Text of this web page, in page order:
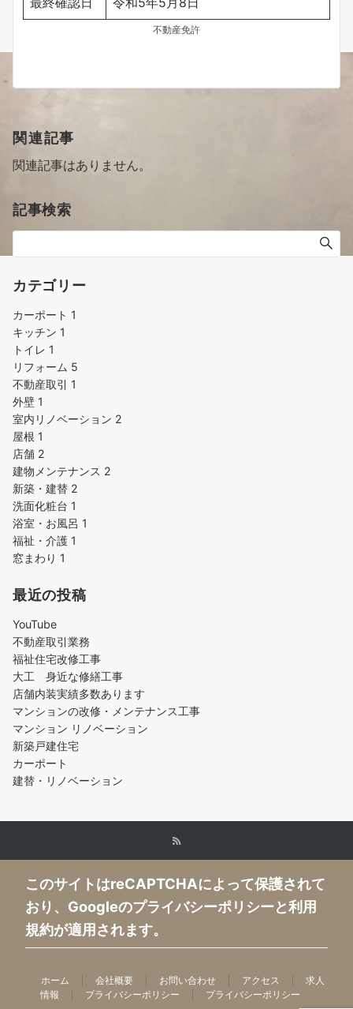
不動産免許
関連記事
関連記事はありません。
記事検索
カテゴリー
カーポート 1
キッチン 1
トイレ 1
リフォーム 5
不動産取引 1
外壁 1
室内リノベーション 2
屋根 1
店舗 2
建物メンテナンス 2
新築・建替 2
洗面化粧台 1
浴室・お風呂 1
福祉・介護 1
窓まわり 1
最近の投稿
YouTube
不動産取引業務
福祉住宅改修工事
大工 身近な修繕工事
店舗内装実績多数あります
マンションの改修・メンテナンス工事
マンション リノベーション
新築戸建住宅
カーポート
建替・リノベーション
このサイトはreCAPTCHAによって保護されて
おり、Googleのプライバシーポリシーと利用
規約が適用されます。
ホーム 会社概要 お問い合わせ アクセス
求人
情報
プライバシーポリシー プライバシーポリシー